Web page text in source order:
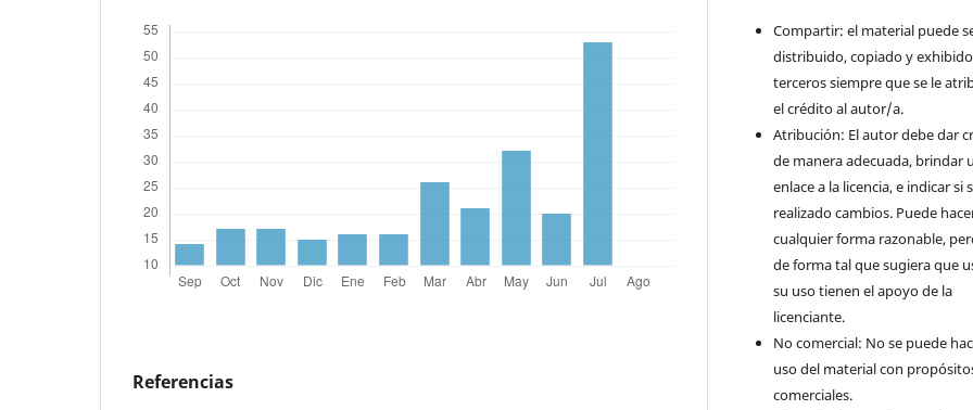
Referencias
Compartir: el material puede
distribuido, copiado y
terceros siempre que se le
el crédito al autor/a.
Atribución: El autor debe dar
de manera adecuada, brindar
enlace a la licencia, e indicar si
realizado cambios. Puede
cualquier forma razonable,
de forma tal que sugiera que
su uso tienen el apoyo de la
licenciante.
No comercial: No se puede
uso del material con
comerciales.